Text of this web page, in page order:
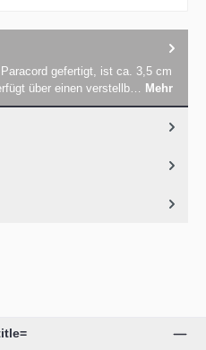
gefertigt, ist ca. 3,5 cm
über einen verstellb… Mehr